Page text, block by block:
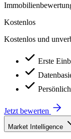
Kostenlos
Kostenlos und
Erste
Jetzt bewerten
Market Intelligence